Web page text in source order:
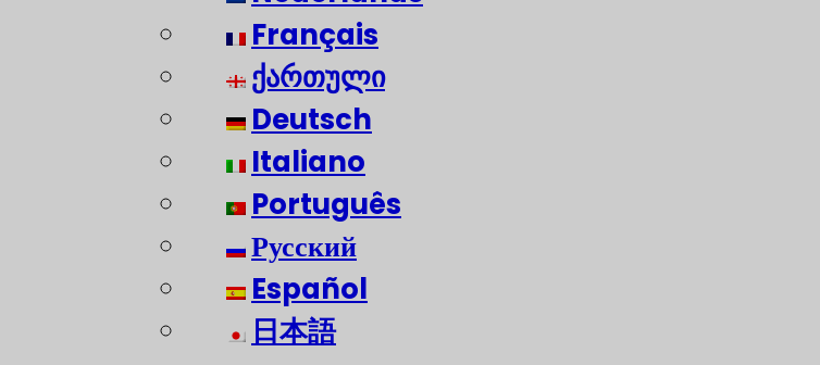
Français
ქართული
Deutsch
Italiano
Português
Русский
Español
日本語